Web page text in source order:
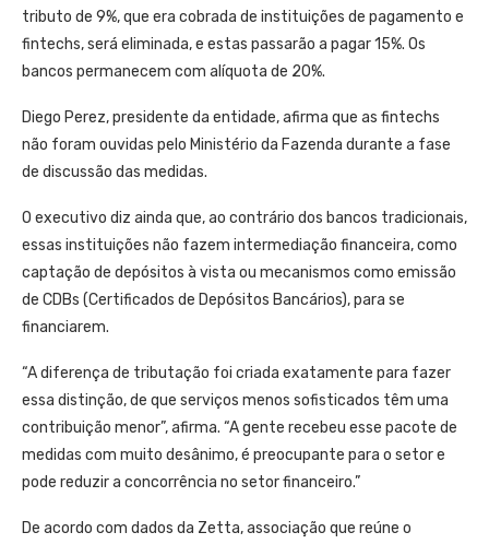
tributo de 9%, que era cobrada de instituições de pagamento e
fintechs, será eliminada, e estas passarão a pagar 15%. Os
bancos permanecem com alíquota de 20%.
Diego Perez, presidente da entidade, afirma que as fintechs
não foram ouvidas pelo Ministério da Fazenda durante a fase
de discussão das medidas.
O executivo diz ainda que, ao contrário dos bancos tradicionais,
essas instituições não fazem intermediação financeira, como
captação de depósitos à vista ou mecanismos como emissão
de CDBs (Certificados de Depósitos Bancários), para se
financiarem.
“A diferença de tributação foi criada exatamente para fazer
essa distinção, de que serviços menos sofisticados têm uma
contribuição menor”, afirma. “A gente recebeu esse pacote de
medidas com muito desânimo, é preocupante para o setor e
pode reduzir a concorrência no setor financeiro.”
De acordo com dados da Zetta, associação que reúne o